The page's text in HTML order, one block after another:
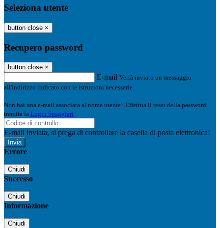
Seleziona utente
button close ×
Recupero password
button close ×
E-mail Verrà inviato un messaggio
all'indirizzo indicato con le istruzioni necessarie.
Non hai una e-mail associata al nome utente? Effettua il reset della password
tramite la Login Spaggiari
E-mail inviata, si prega di controllare la casella di posta elettronica!
Errore
Chiudi
Successo
Chiudi
Informazione
Chiudi